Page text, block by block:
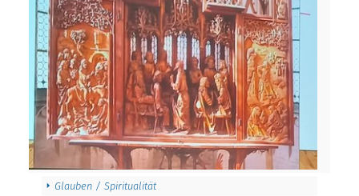
Glauben / Spiritualität